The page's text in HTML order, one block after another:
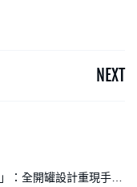
NEXT
：全開罐設計重現手打